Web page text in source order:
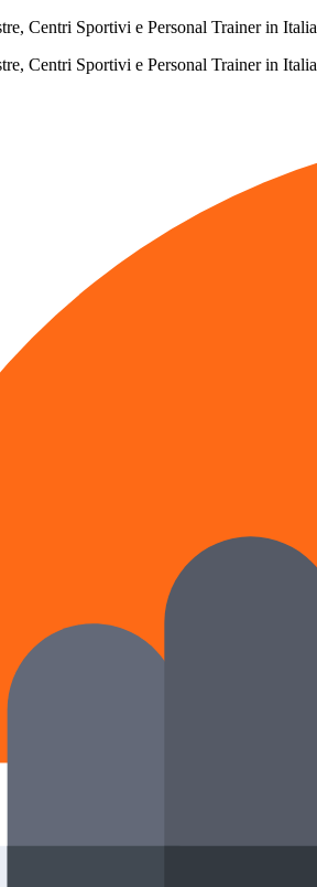
Centri Sportivi e Personal Trainer in Italia
Centri Sportivi e Personal Trainer in Italia